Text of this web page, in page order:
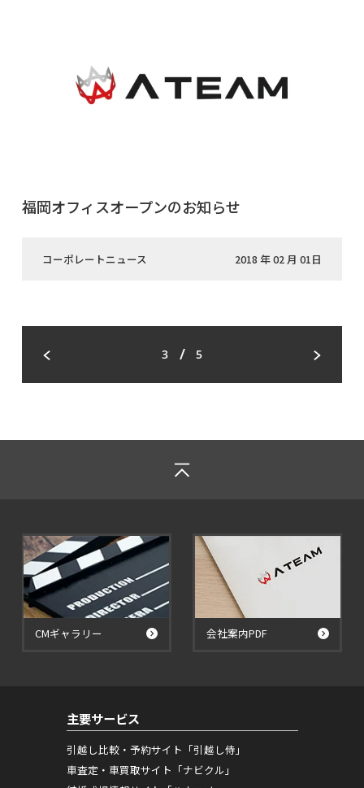
福岡オフィスオープンのお知らせ
コーポレートニュース 2018 年 02 月 01日
3 / 5
CMギャラリー 会社案内PDF
主要サービス
引越し比較・予約サイト「引越し侍」
車査定・車買取サイト「ナビクル」